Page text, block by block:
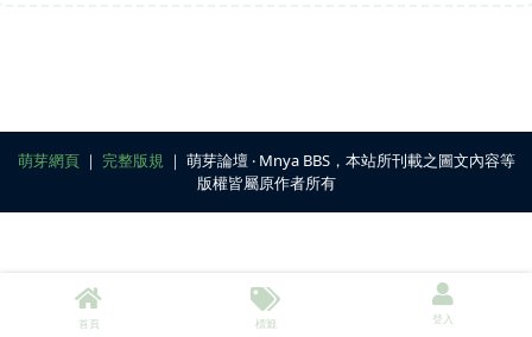
萌芽網頁｜ 完整版規 ｜ 萌芽論壇 ‧ Mnya BBS，本站所刊載之圖文內容等
版權皆屬原作者所有
首頁 標籤 登入